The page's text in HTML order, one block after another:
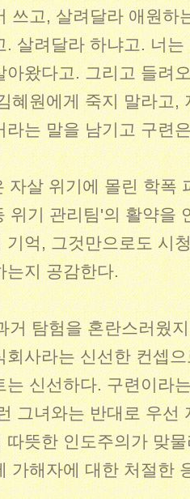
쓰고, 살려달라 애원하
. 살려달라 하냐고. 너
아왔다고. 그리고 들려
혜원에게 죽지 말라고,
라는 말을 남기고 구련
자살 위기에 몰린 학폭
위기 관리팀'의 활약을
기억, 그것만으로도 시
는지 공감한다.
거 탐험을 혼란스러웠
회사라는 신선한 컨셉
는 신선하다. 구련이라
그녀와는 반대로 우선
따뜻한 인도주의가 맞
가해자에 대한 처절한